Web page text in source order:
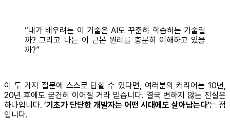
“내가 배우려는 이 기술은 AI도 꾸준히 학습하는 기술일
까? 그리고 나는 이 근본 원리를 충분히 이해하고 있을
까?”
이 두 가지 질문에 스스로 답할 수 있다면, 여러분의 커리어는 10년,
20년 후에도 굳건히 이어질 거라 믿습니다. 결국 변하지 않는 진실은
하나입니다. ‘기초가 단단한 개발자는 어떤 시대에도 살아남는다’는 점
입니다.